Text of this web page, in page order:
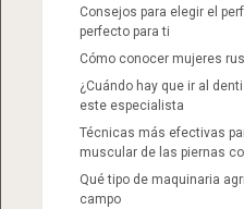
Consejos para elegir el
perfecto para ti
Cómo conocer mujeres
¿Cuándo hay que ir al
este especialista
Técnicas más efectivas
muscular de las piernas
Qué tipo de maquinaria
campo